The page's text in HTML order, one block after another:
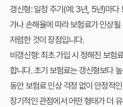
갱신형:일정 주기(예: 3년, 5년)마다
가나 손해율에 따라 보험료가 인상
저렴한 것이 장점입니다.
비갱신형:최초 가입 시 정해진 보험
합니다. 초기 보험료는 갱신형보다
동안 보험료 인상 걱정 없이 안정적
장기적인 관점에서 어떤 형태가 더